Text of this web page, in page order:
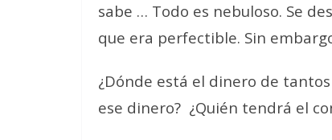
sabe … Todo es nebuloso. Se
que era perfectible. Sin
¿Dónde está el dinero de
ese dinero? ¿Quién tendrá el